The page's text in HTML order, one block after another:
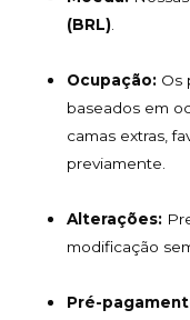
(BRL).
Ocupação: Os
baseados em
camas extras,
previamente.
Alterações:
modificação
Pré-